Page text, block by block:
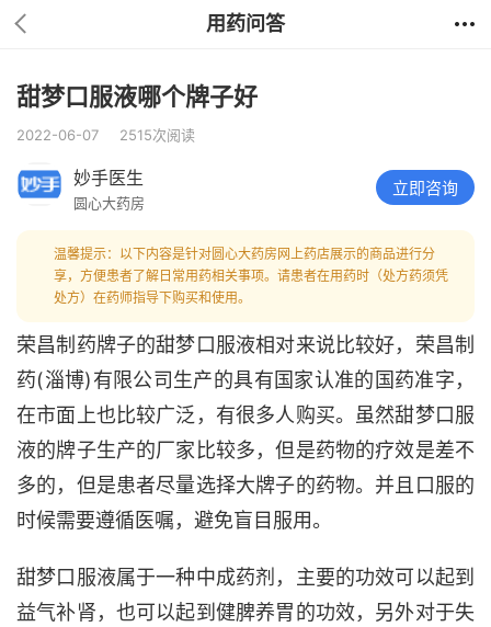
用药问答
甜梦口服液哪个牌子好
2022-06-07 2515次阅读
妙手医生
圆心大药房
立即咨询
温馨提示：以下内容是针对圆心大药房网上药店展示的商品进行分
享，方便患者了解日常用药相关事项。请患者在用药时（处方药须凭
处方）在药师指导下购买和使用。
荣昌制药牌子的甜梦口服液相对来说比较好，荣昌制
药(淄博)有限公司生产的具有国家认准的国药准字，
在市面上也比较广泛，有很多人购买。虽然甜梦口服
液的牌子生产的厂家比较多，但是药物的疗效是差不
多的，但是患者尽量选择大牌子的药物。并且口服的
时候需要遵循医嘱，避免盲目服用。
甜梦口服液属于一种中成药剂，主要的功效可以起到
益气补肾，也可以起到健脾养胃的功效，另外对于失